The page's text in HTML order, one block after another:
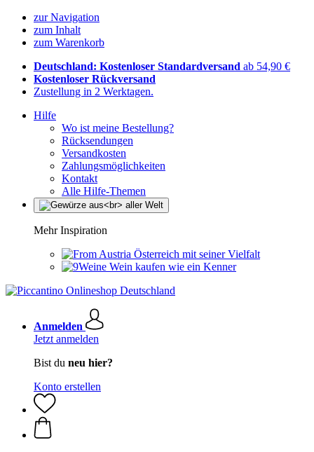
zur Navigation
zum Inhalt
zum Warenkorb
Deutschland: Kostenloser Standardversand ab 54,90 €
Kostenloser Rückversand
Zustellung in 2 Werktagen.
Hilfe
Wo ist meine Bestellung?
Rücksendungen
Versandkosten
Zahlungsmöglichkeiten
Kontakt
Alle Hilfe-Themen
Mehr Inspiration
Österreich mit seiner Vielfalt
Wein kaufen wie ein Kenner
Anmelden
Jetzt anmelden
Bist du neu hier?
Konto erstellen